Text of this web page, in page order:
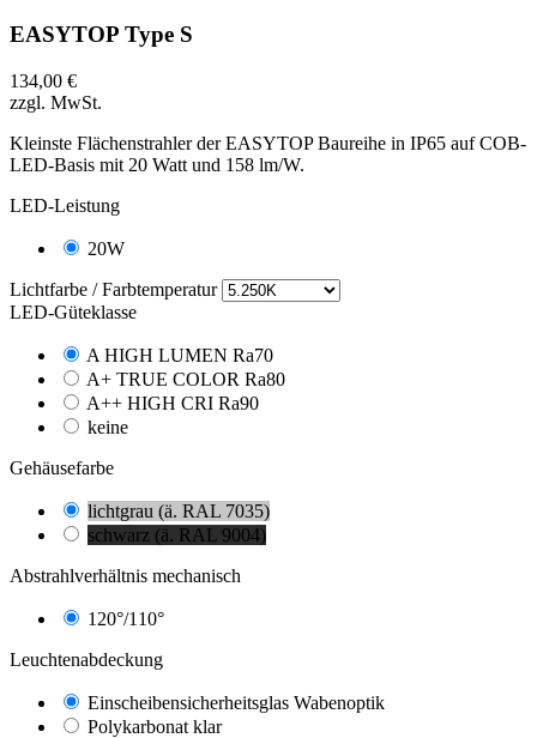
EASYTOP Type S
134,00 €
zzgl. MwSt.
Kleinste Flächenstrahler der EASYTOP Baureihe in IP65 auf COB-
LED-Basis mit 20 Watt und 158 lm/W.
LED-Leistung
20W
Lichtfarbe / Farbtemperatur
LED-Güteklasse
A HIGH LUMEN Ra70
A+ TRUE COLOR Ra80
A++ HIGH CRI Ra90
keine
Gehäusefarbe
lichtgrau (ä. RAL 7035)
schwarz (ä. RAL 9004)
Abstrahlverhältnis mechanisch
120°/110°
Leuchtenabdeckung
Einscheibensicherheitsglas Wabenoptik
Polykarbonat klar